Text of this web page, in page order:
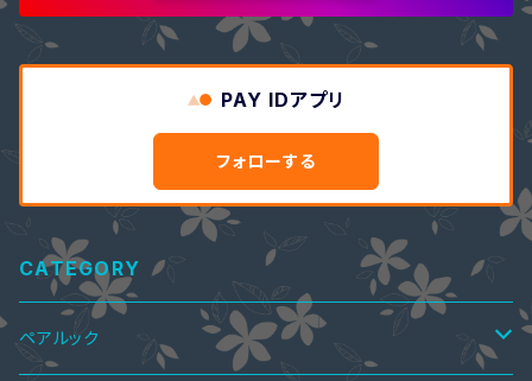
PAY IDアプリ
フォローする
CATEGORY
ペアルック